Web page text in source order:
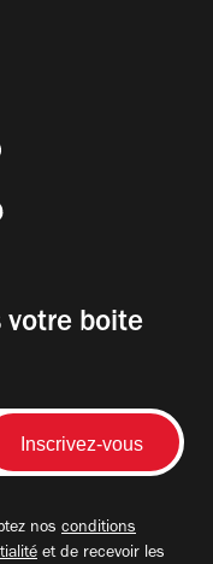
votre boite
nos conditions
et de recevoir les